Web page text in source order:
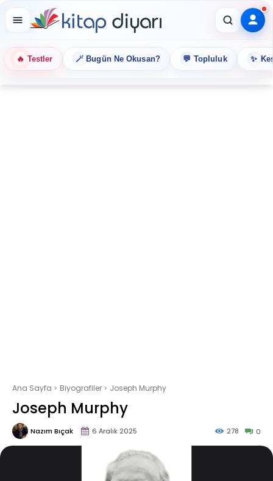
🔥 Testler 🪄 Bugün Ne Okusan? 💬 Topluluk ✨
Ana Sayfa Biyografiler Joseph Murphy
Joseph Murphy
Nazım Bıçak 6 Aralık 2025 0
278